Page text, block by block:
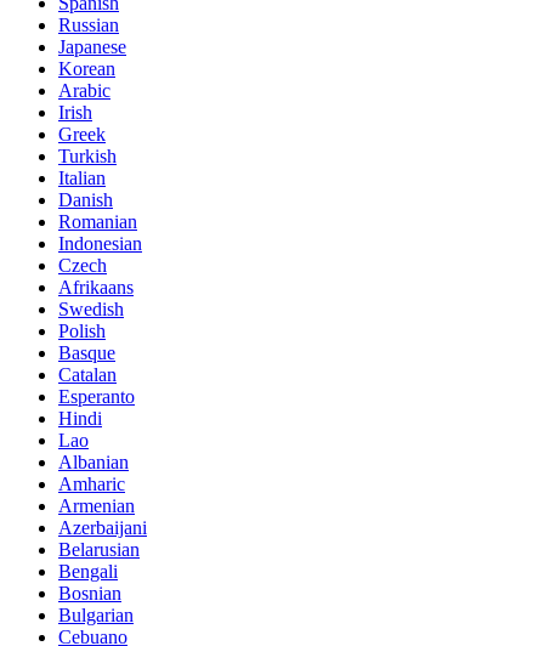
Russian
Japanese
Korean
Arabic
Irish
Greek
Turkish
Italian
Danish
Romanian
Indonesian
Czech
Afrikaans
Swedish
Polish
Basque
Catalan
Esperanto
Hindi
Lao
Albanian
Amharic
Armenian
Azerbaijani
Belarusian
Bengali
Bosnian
Bulgarian
Cebuano